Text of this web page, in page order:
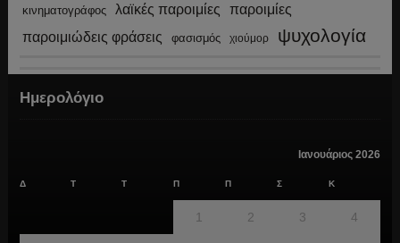
κινηματογράφος λαϊκές παροιμίες παροιμίες
παροιμιώδεις φράσεις φασισμός χιούμορ ψυχολογία
Ημερολόγιο
Ιανουάριος 2026
Δ Τ Τ Π Π Σ Κ
1 2 3 4